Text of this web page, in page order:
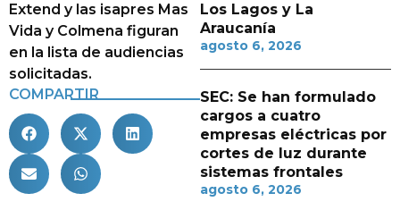
Extend y las isapres Mas
Vida y Colmena figuran
en la lista de audiencias
solicitadas.
COMPARTIR
Los Lagos y La
Araucanía
agosto 6, 2026
SEC: Se han formulado
cargos a cuatro
empresas eléctricas por
cortes de luz durante
sistemas frontales
agosto 6, 2026